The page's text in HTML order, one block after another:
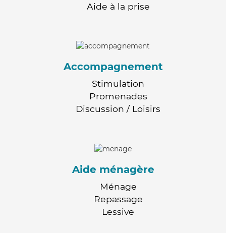
Aide à la prise
Accompagnement
Stimulation
Promenades
Discussion / Loisirs
Aide ménagère
Ménage
Repassage
Lessive